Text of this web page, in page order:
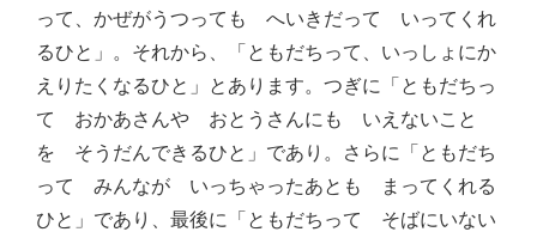
って、かぜがうつっても へいきだって いってくれ
るひと」。それから、「ともだちって、いっしょにか
えりたくなるひと」とあります。つぎに「ともだちっ
て おかあさんや おとうさんにも いえないこと
を そうだんできるひと」であり。さらに「ともだち
って みんなが いっちゃったあとも まってくれる
ひと」であり、最後に「ともだちって そばにいない